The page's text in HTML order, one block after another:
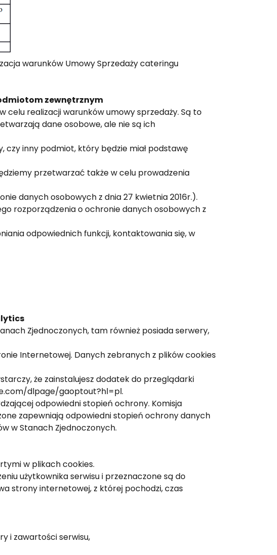
warunków Umowy Sprzedaży cateringu
zewnętrznym
realizacji warunków umowy sprzedaży. Są to
dane osobowe, ale nie są ich
inny podmiot, który będzie miał podstawę
przetwarzać także w celu prowadzenia
danych osobowych z dnia 27 kwietnia 2016r.).
rozporządzenia o ochronie danych osobowych z
odpowiednich funkcji, kontaktowania się, w
Zjednoczonych, tam również posiada serwery,
Internetowej. Danych zebranych z plików cookies
że zainstalujesz dodatek do przeglądarki
dlpage/gaoptout?hl=pl.
odpowiedni stopień ochrony. Komisja
zapewniają odpowiedni stopień ochrony danych
w Stanach Zjednoczonych.
w plikach cookies.
użytkownika serwisu i przeznaczone są do
strony internetowej, z której pochodzi, czas
i zawartości serwisu,